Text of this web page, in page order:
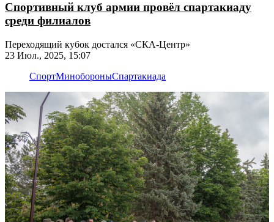
Спортивный клуб армии провёл спартакиаду
среди филиалов
Переходящий кубок достался «СКА-Центр»
23 Июл., 2025, 15:07
СпортМинобороныСпартакиада